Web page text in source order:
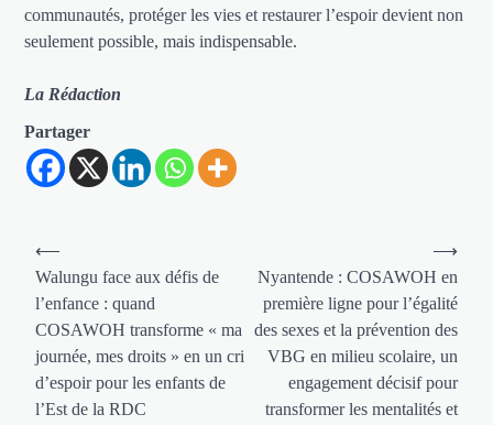
communautés, protéger les vies et restaurer l’espoir devient non
seulement possible, mais indispensable.
La Rédaction
Partager
Navigation
de
l’article
⟵
Walungu face aux défis de
l’enfance : quand
COSAWOH transforme « ma
journée, mes droits » en un cri
d’espoir pour les enfants de
l’Est de la RDC
Nyantende : COSAWOH en
première ligne pour l’égalité
des sexes et la prévention des
VBG en milieu scolaire, un
engagement décisif pour
transformer les mentalités et
⟶